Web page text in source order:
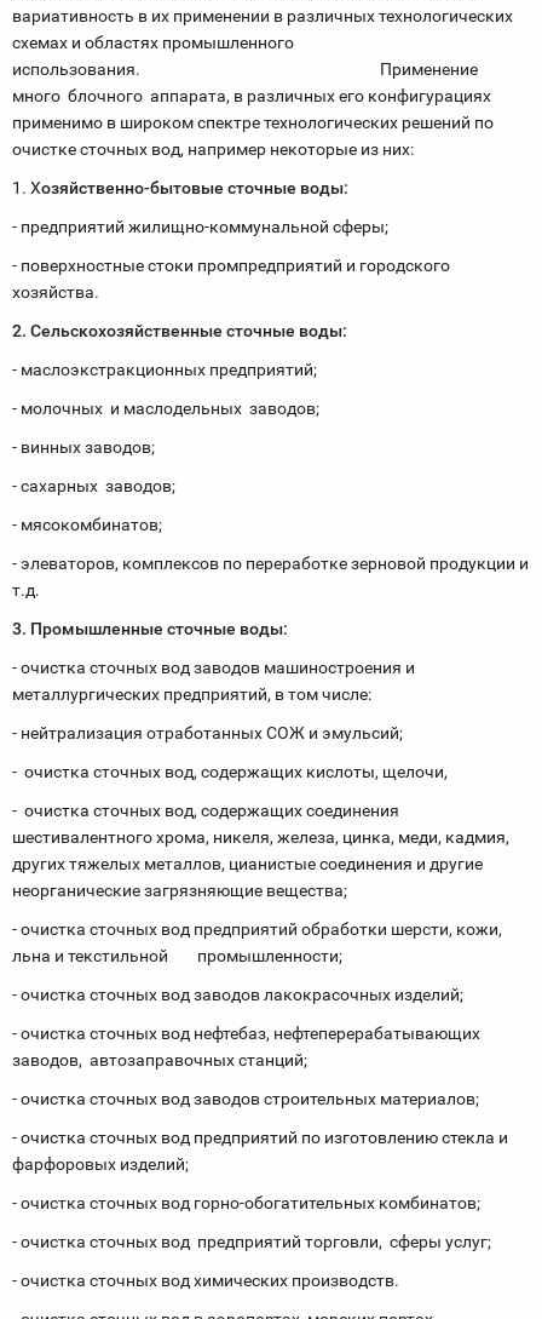
вариативность в их применении в различных технологических
схемах и областях промышленного
использования. Применение
много блочного аппарата, в различных его конфигурациях
применимо в широком спектре технологических решений по
очистке сточных вод, например некоторые из них:
1. Хозяйственно-бытовые сточные воды:
- предприятий жилищно-коммунальной сферы;
- поверхностные стоки промпредприятий и городского
хозяйства.
2. Сельскохозяйственные сточные воды:
- маслоэкстракционных предприятий;
- молочных и маслодельных заводов;
- винных заводов;
- сахарных заводов;
- мясокомбинатов;
- элеваторов, комплексов по переработке зерновой продукции и
т.д.
3. Промышленные сточные воды:
- очистка сточных вод заводов машиностроения и
металлургических предприятий, в том числе:
- нейтрализация отработанных СОЖ и эмульсий;
- очистка сточных вод, содержащих кислоты, щелочи,
- очистка сточных вод, содержащих соединения
шестивалентного хрома, никеля, железа, цинка, меди, кадмия,
других тяжелых металлов, цианистые соединения и другие
неорганические загрязняющие вещества;
- очистка сточных вод предприятий обработки шерсти, кожи,
льна и текстильной промышленности;
- очистка сточных вод заводов лакокрасочных изделий;
- очистка сточных вод нефтебаз, нефтеперерабатывающих
заводов, автозаправочных станций;
- очистка сточных вод заводов строительных материалов;
- очистка сточных вод предприятий по изготовлению стекла и
фарфоровых изделий;
- очистка сточных вод горно-обогатительных комбинатов;
- очистка сточных вод предприятий торговли, сферы услуг;
- очистка сточных вод химических производств.